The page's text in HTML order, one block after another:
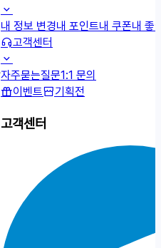
내 정보 변경내 포인트내 쿠폰내 좋
고객센터
자주묻는질문1:1 문의
이벤트
기획전
고객센터